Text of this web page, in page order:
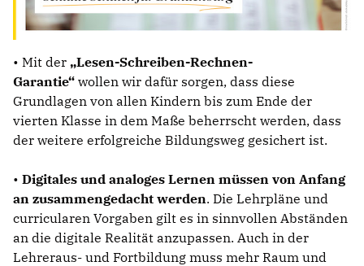
• Mit der Lesen-Schreiben-Rechnen-
Garantie“ wollen wir dafür sorgen, dass diese
Grundlagen von allen Kindern bis zum Ende der
vierten Klasse in dem Maße beherrscht werden, dass
der weitere erfolgreiche Bildungsweg gesichert ist.
• Digitales und analoges Lernen müssen von Anfang
an zusammengedacht werden. Die Lehrpläne und
curricularen Vorgaben gilt es in sinnvollen Abständen
an die digitale Realität anzupassen. Auch in der
Lehreraus- und Fortbildung muss mehr Raum und